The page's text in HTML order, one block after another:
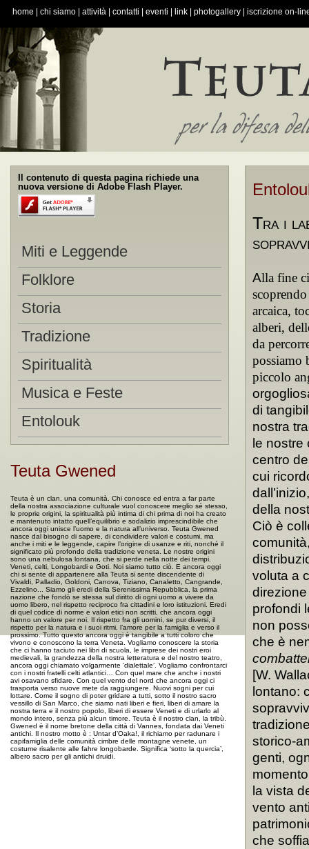
home chi siamo attività contatti eventi link photogallery iscrizione on-
Il contenuto di questa pagina richiede una
nuova versione di Adobe Flash Player.
Miti e Leggende
Folklore
Storia
Tradizione
Spiritualità
Musica e Feste
Entolouk
Teuta Gwened
Teuta è un clan, una comunità. Chi conosce ed entra a far parte
della nostra associazione culturale vuol conoscere meglio sé stesso,
le proprie origini, la spiritualità più intima di chi prima di noi ha creato
e mantenuto intatto quell’equilibrio e sodalizio imprescindibile che
ancora oggi unisce l’uomo e la natura all’universo. Teuta Gwened
nasce dal bisogno di sapere, di condividere valori e costumi, ma
anche i miti e le leggende, capire l’origine di usanze e riti, nonché il
significato più profondo della tradizione veneta. Le nostre origini
sono una nebulosa lontana, che si perde nella notte dei tempi.
Veneti, celti, Longobardi e Goti. Noi siamo tutto ciò. E ancora oggi
chi si sente di appartenere alla Teuta si sente discendente di
Vivaldi, Palladio, Goldoni, Canova, Tiziano, Canaletto, Cangrande,
Ezzelino... Siamo gli eredi della Serenissima Repubblica, la prima
nazione che fondò se stessa sul diritto di ogni uomo a vivere da
uomo libero, nel rispetto reciproco fra cittadini e loro istituzioni. Eredi
di quel codice di norme e valori etici non scritti, che ancora oggi
hanno un valore per noi. Il rispetto fra gli uomini, se pur diversi, il
rispetto per la natura e i suoi ritmi, l’amore per la famiglia e verso il
prossimo. Tutto questo ancora oggi è tangibile a tutti coloro che
vivono e conoscono la terra Veneta. Vogliamo conoscere la storia
che ci hanno taciuto nei libri di scuola, le imprese dei nostri eroi
medievali, la grandezza della nostra letteratura e del nostro teatro,
ancora oggi chiamato volgarmente ‘dialettale’. Vogliamo confrontarci
con i nostri fratelli celti atlantici… Con quel mare che anche i nostri
avi osavano sfidare. Con quel vento del nord che ancora oggi ci
trasporta verso nuove mete da raggiungere. Nuovi sogni per cui
lottare. Come il sogno di poter gridare a tutti, sotto il nostro sacro
vessillo di San Marco, che siamo nati liberi e fieri, liberi di amare la
nostra terra e il nostro popolo, liberi di essere Veneti e di urlarlo al
mondo intero, senza più alcun timore. Teuta è il nostro clan, la tribù.
Gwened è il nome bretone della città di Vannes, fondata dai Veneti
antichi. Il nostro motto è : Untar d’Oaka!, il richiamo per radunare i
capifamiglia delle comunità cimbre delle montagne venete, un
costume risalente alle fahre longobarde. Significa ‘sotto la quercia’,
albero sacro per gli antichi druidi.
Tra i
Alla fine
arcaica,
alberi,
da
possiamo
piccolo
di
nostra
le
centro
cui
della
Ciò è
voluta a
profondi
non
che è
[W.
lontano:
storico-
genti,
la vista
vento
che